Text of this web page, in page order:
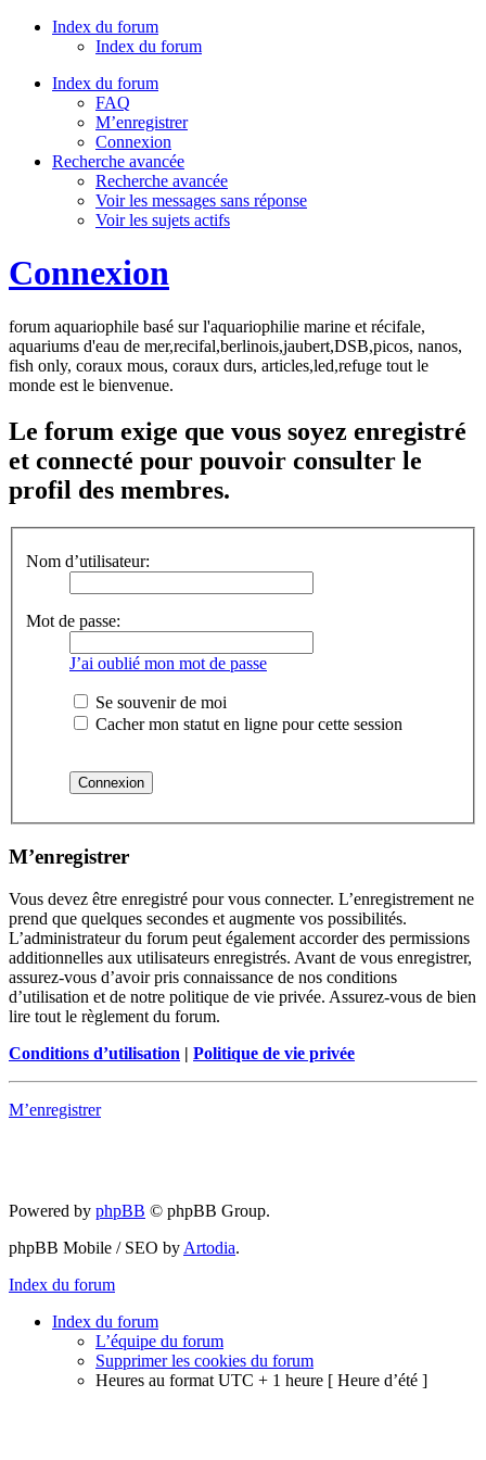
Index du forum
Index du forum
Index du forum
FAQ
M’enregistrer
Connexion
Recherche avancée
Recherche avancée
Voir les messages sans réponse
Voir les sujets actifs
Connexion
forum aquariophile basé sur l'aquariophilie marine et récifale,
aquariums d'eau de mer,recifal,berlinois,jaubert,DSB,picos, nanos,
fish only, coraux mous, coraux durs, articles,led,refuge tout le
monde est le bienvenue.
Le forum exige que vous soyez enregistré
et connecté pour pouvoir consulter le
profil des membres.
Nom d’utilisateur:
Mot de passe:
J’ai oublié mon mot de passe
Se souvenir de moi
Cacher mon statut en ligne pour cette session
M’enregistrer
Vous devez être enregistré pour vous connecter. L’enregistrement ne
prend que quelques secondes et augmente vos possibilités.
L’administrateur du forum peut également accorder des permissions
additionnelles aux utilisateurs enregistrés. Avant de vous enregistrer,
assurez-vous d’avoir pris connaissance de nos conditions
d’utilisation et de notre politique de vie privée. Assurez-vous de bien
lire tout le règlement du forum.
Conditions d’utilisation | Politique de vie privée
M’enregistrer
Powered by phpBB © phpBB Group.
phpBB Mobile / SEO by Artodia.
Index du forum
Index du forum
L’équipe du forum
Supprimer les cookies du forum
Heures au format UTC + 1 heure [ Heure d’été ]